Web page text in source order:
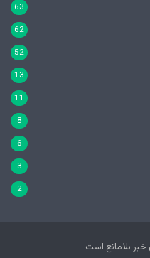
63
62
52
13
11
8
6
3
2
خبر بلامانع است